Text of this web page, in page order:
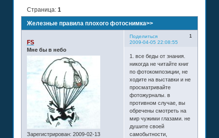
Железные правила плохого фотоснимка>>
Страница: 1
Поделиться
1
2009-04-05 22:08:55
FS
Мне бы в небо
Зарегистрирован: 2009-02-13
1. все беды от знания.
никогда не читайте книг
по фотокомпозиции, не
ходите на выставки и не
просматривайте
фотожурналы. в
противном случае, вы
обречены смотреть на
мир чужими глазами. не
душите своей
самобытности,